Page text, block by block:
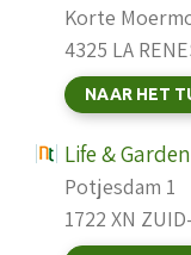
Korte
4325 LA
NAAR HET
Life &
Potjesdam 1
1722 XN